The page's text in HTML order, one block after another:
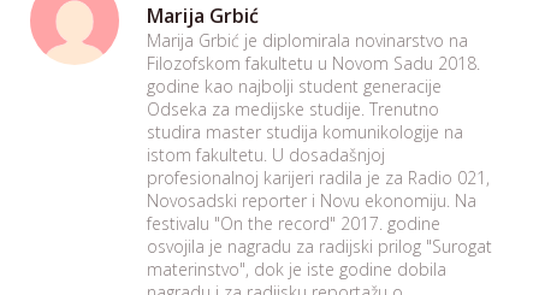
Marija Grbić
Marija Grbić je diplomirala novinarstvo na
Filozofskom fakultetu u Novom Sadu 2018.
godine kao najbolji student generacije
Odseka za medijske studije. Trenutno
studira master studija komunikologije na
istom fakultetu. U dosadašnjoj
profesionalnoj karijeri radila je za Radio 021,
Novosadski reporter i Novu ekonomiju. Na
festivalu "On the record" 2017. godine
osvojila je nagradu za radijski prilog "Surogat
materinstvo", dok je iste godine dobila